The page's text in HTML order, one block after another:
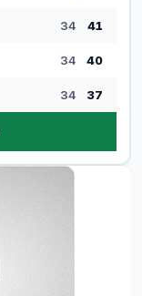
34 41
34 40
34 37